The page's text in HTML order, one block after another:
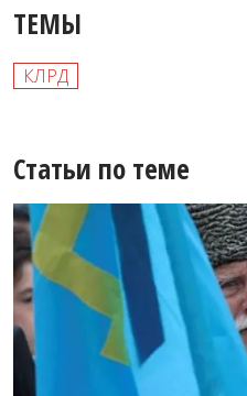
ТЕМЫ
КЛРД
Статьи по теме